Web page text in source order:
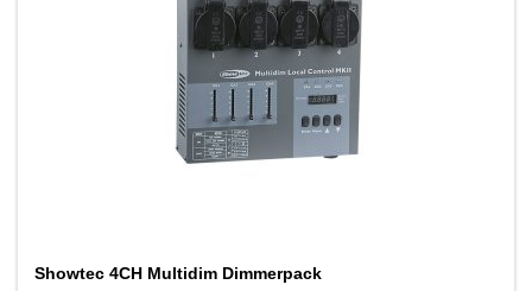
Showtec 4CH Multidim Dimmerpack